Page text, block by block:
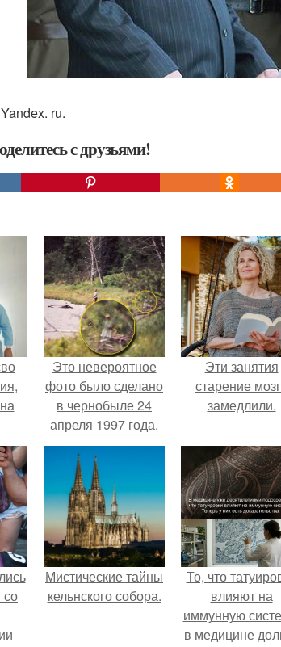
ru.
с друзьями!
Это невероятное
фото было сделано
в чернобыле 24
апреля 1997 года.
Эти занятия
старение
замедлили.
Мистические тайны
кельнского собора.
То, что
влияют на
иммунную
в медицине